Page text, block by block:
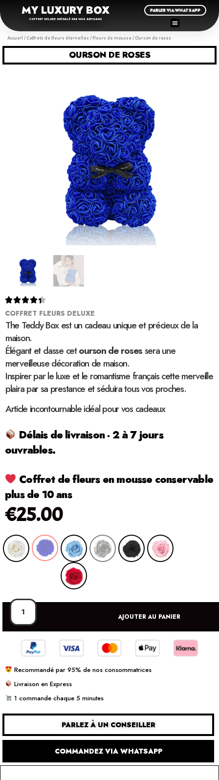
MY LUXURY BOX
COFFRET DELUXE INÉGALÉ PAR NOS ARTISANS
PARLER VIA WHATSAPP
Accueil / Coffrets de fleurs éternelles / Fleurs de mousse / Ourson de roses
OURSON DE ROSES

COFFRET FLEURS DELUXE
The Teddy Box est un cadeau unique et précieux de la
maison.
Élégant et classe cetourson de rosessera une
merveilleuse décoration de maison.
Inspirer par le luxe et le romantisme français cette merveille
plaira par sa prestance et séduira tous vos proches.
Article incontournable idéal pour vos cadeaux
Délais de livraison - 2 à 7 jours
ouvrables.
Coffret de fleurs en mousse conservable
plus de 10 ans
€25.00
AJOUTER AU PANIER
Recommandé par 95% de nos consommatrices
Livraison en Express
1 commande chaque 5 minutes
PARLEZ À UN CONSEILLER
COMMANDEZ VIA WHATSAPP